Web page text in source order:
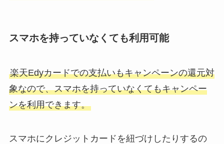
スマホを持っていなくても利用可能
楽天Edyカードでの支払いもキャンペーンの還元対
象なので、スマホを持っていなくてもキャンペー
ンを利用できます。
スマホにクレジットカードを紐づけしたりするの